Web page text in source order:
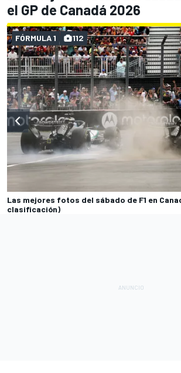
el GP de Canadá 2026
Las mejores fotos del sábado de F1 en
clasificación)
FÓRMULA 1 112